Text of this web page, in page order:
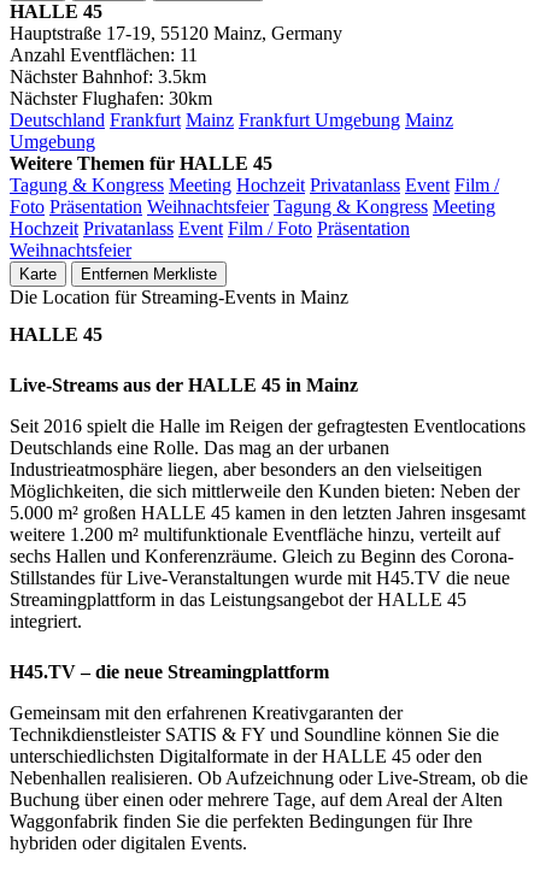
HALLE 45
Hauptstraße 17-19, 55120 Mainz, Germany
Anzahl Eventflächen: 11
Nächster Bahnhof: 3.5km
Nächster Flughafen: 30km
Deutschland Frankfurt Mainz Frankfurt Umgebung Mainz
Umgebung
Weitere Themen für HALLE 45
Tagung & Kongress Meeting Hochzeit Privatanlass Event Film /
Foto Präsentation Weihnachtsfeier Tagung & Kongress Meeting
Hochzeit Privatanlass Event Film / Foto Präsentation
Weihnachtsfeier
Karte Entfernen Merkliste
Die Location für Streaming-Events in Mainz
HALLE 45
Live-Streams aus der HALLE 45 in Mainz
Seit 2016 spielt die Halle im Reigen der gefragtesten Eventlocations
Deutschlands eine Rolle. Das mag an der urbanen
Industrieatmosphäre liegen, aber besonders an den vielseitigen
Möglichkeiten, die sich mittlerweile den Kunden bieten: Neben der
5.000 m² großen HALLE 45 kamen in den letzten Jahren insgesamt
weitere 1.200 m² multifunktionale Eventfläche hinzu, verteilt auf
sechs Hallen und Konferenzräume. Gleich zu Beginn des Corona-
Stillstandes für Live-Veranstaltungen wurde mit H45.TV die neue
Streamingplattform in das Leistungsangebot der HALLE 45
integriert.
H45.TV – die neue Streamingplattform
Gemeinsam mit den erfahrenen Kreativgaranten der
Technikdienstleister SATIS & FY und Soundline können Sie die
unterschiedlichsten Digitalformate in der HALLE 45 oder den
Nebenhallen realisieren. Ob Aufzeichnung oder Live-Stream, ob die
Buchung über einen oder mehrere Tage, auf dem Areal der Alten
Waggonfabrik finden Sie die perfekten Bedingungen für Ihre
hybriden oder digitalen Events.